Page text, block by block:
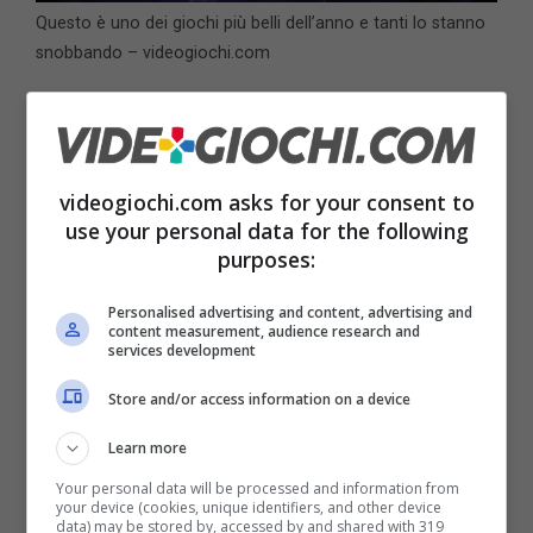
Questo è uno dei giochi più belli dell’anno e tanti lo stanno
snobbando – videogiochi.com
In queste ultime settimane, per esempio,
abbiamo dato fondo al nostroabbonamento
al Game Passe abbiamo avuto, a parte un
paio di delusioni di cui però non vi parleremo
quale quasi speravamo e che si è avverata.
Questa sorpresa è Keeper.Keeper, se lo
leggete online, è un gioco semplice, quasi
banale, con una storia chesi completa in un
pomeriggio, meccaniche molto elementari da
videogiochi.com asks for your consent to
use your personal data for the following
purposes:
Personalised advertising and content, advertising and
content measurement, audience research and
services development
Store and/or access information on a device
Learn more
Your personal data will be processed and information from
your device (cookies, unique identifiers, and other device
data) may be stored by, accessed by and shared with 319